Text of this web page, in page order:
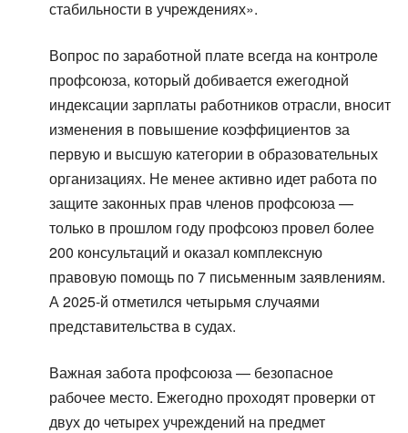
стабильности в учреждениях».
Вопрос по заработной плате всегда на контроле
профсоюза, который добивается ежегодной
индексации зарплаты работников отрасли, вносит
изменения в повышение коэффициентов за
первую и высшую категории в образовательных
организациях. Не менее активно идет работа по
защите законных прав членов профсоюза —
только в прошлом году профсоюз провел более
200 консультаций и оказал комплексную
правовую помощь по 7 письменным заявлениям.
А 2025-й отметился четырьмя случаями
представительства в судах.
Важная забота профсоюза — безопасное
рабочее место. Ежегодно проходят проверки от
двух до четырех учреждений на предмет